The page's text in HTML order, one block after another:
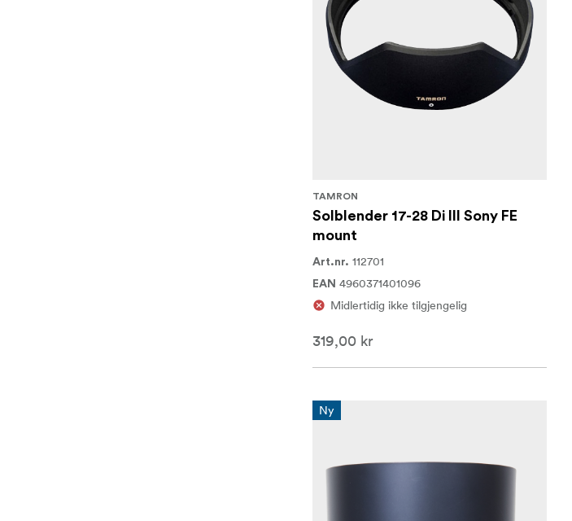
TAMRON
Solblender 17-28 Di III Sony FE
mount
Art.nr. 112701
EAN 4960371401096
Midlertidig ikke tilgjengelig
319,00 kr
Ny